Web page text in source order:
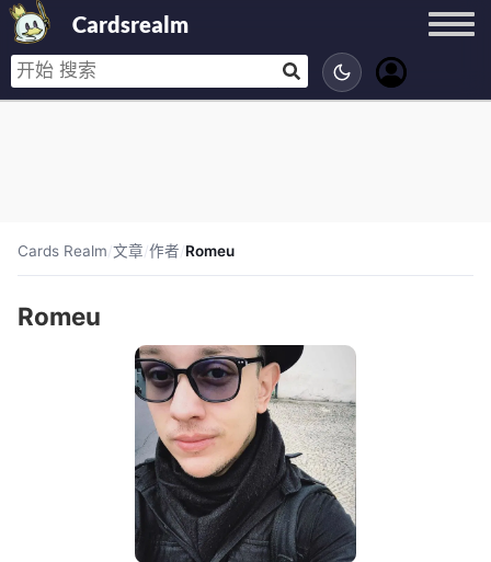
Cardsrealm
Cards Realm/文章/作者/Romeu
Romeu